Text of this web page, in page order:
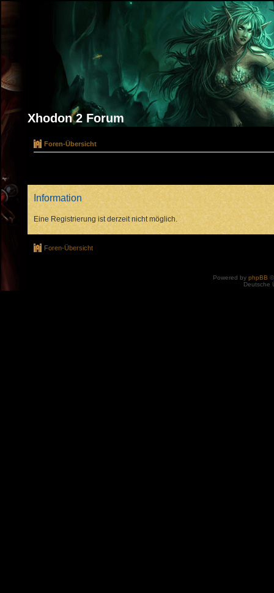
Xhodon 2 Forum
Foren-Übersicht
Information
Eine Registrierung ist derzeit nicht möglich.
Foren-Übersicht
Powered by phpBB
Deutsche